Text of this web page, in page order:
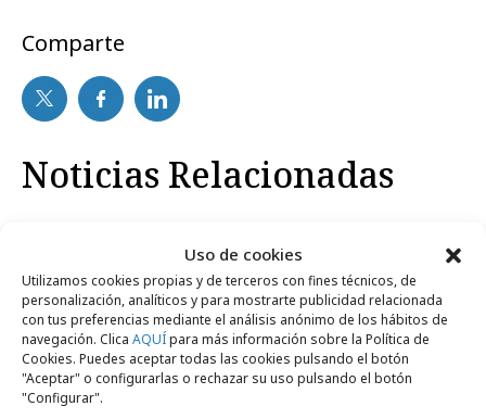
Uso de cookies
Utilizamos cookies propias y de terceros con fines técnicos, de
personalización, analíticos y para mostrarte publicidad relacionada
con tus preferencias mediante el análisis anónimo de los hábitos de
navegación. Clica AQUÍpara más información sobre la Política de
Cookies. Puedes aceptar todas las cookies pulsando el botón
"Aceptar" o configurarlas o rechazar su uso pulsando el botón
"Configurar".
Comparte
Noticias Relacionadas
No se han encontrado noticias relacionadas.
Artículos recientes